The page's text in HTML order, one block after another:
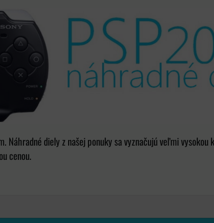
diely z našej ponuky sa vyznačujú veľmi vysokou
cenou.